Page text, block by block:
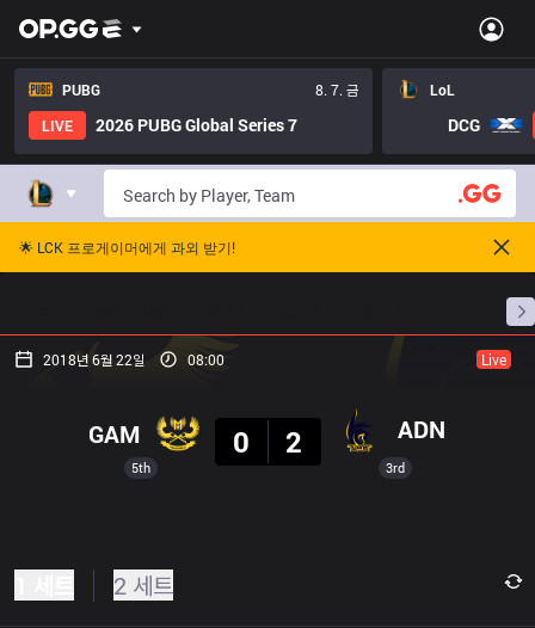
PUBG
8. 7. 금
LIVE
2026 PUBG Global Series 7
LoL
DCG
🌟 LCK 프로게이머에게 과외 받기!
프로빌
2018년 6월 22일 08:00 Live
5th
GAM
0
2 ADN
3rd
2 세트